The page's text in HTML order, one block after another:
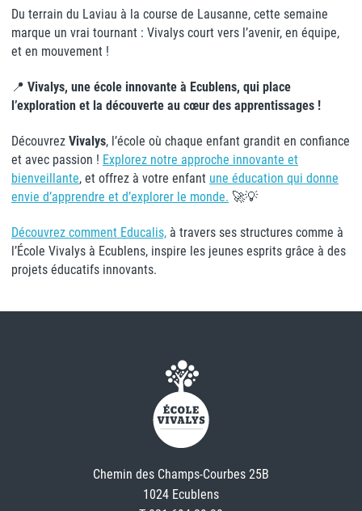
Du terrain du Laviau à la course de Lausanne, cette semaine
marque un vrai tournant : Vivalys court vers l’avenir, en équipe,
et en mouvement !
📍 Vivalys, une école innovante à Ecublens, qui place
l’exploration et la découverte au cœur des apprentissages !
Découvrez Vivalys, l’école où chaque enfant grandit en confiance
et avec passion ! Explorez notre approche innovante et
bienveillante, et offrez à votre enfant une éducation qui donne
envie d’apprendre et d’explorer le monde. 🚀💡
Découvrez comment Educalis, à travers ses structures comme à
l’École Vivalys à Ecublens, inspire les jeunes esprits grâce à des
projets éducatifs innovants.
Chemin des Champs-Courbes 25B
1024 Ecublens